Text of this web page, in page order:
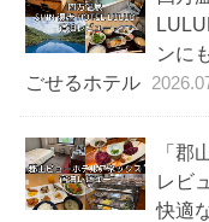
ンに
ごせるホテル
「郡
レビ
快適